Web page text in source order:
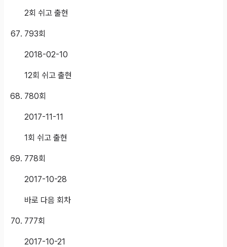
2회 쉬고 출현
793회
2018-02-10
12회 쉬고 출현
780회
2017-11-11
1회 쉬고 출현
778회
2017-10-28
바로 다음 회차
777회
2017-10-21